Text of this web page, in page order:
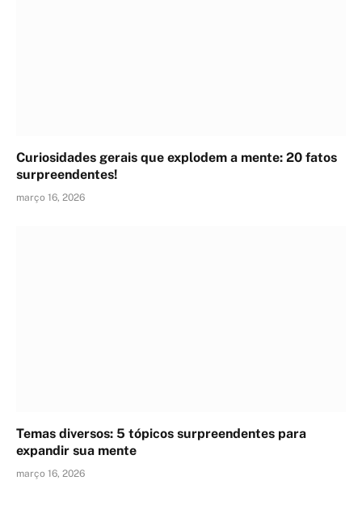
Curiosidades gerais que explodem a mente: 20 fatos
surpreendentes!
março 16, 2026
Temas diversos: 5 tópicos surpreendentes para
expandir sua mente
março 16, 2026